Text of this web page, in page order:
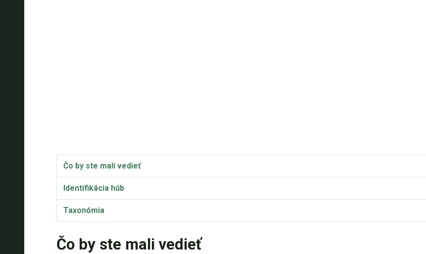
Čo by ste mali vedieť
Identifikácia húb
Taxonómia
Čo by ste mali vedieť